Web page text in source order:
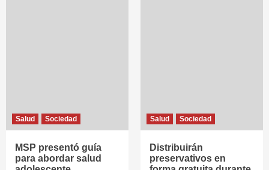
Salud Sociedad
MSP presentó guía
para abordar salud
Salud Sociedad
Distribuirán
preservativos en